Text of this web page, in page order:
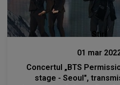
Stiri
01 mar
Concertul „BTS
stage - Seoul",